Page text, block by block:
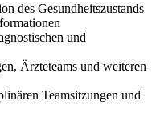
des Gesundheitszustands
und
Ärzteteams und weiteren
Teamsitzungen und